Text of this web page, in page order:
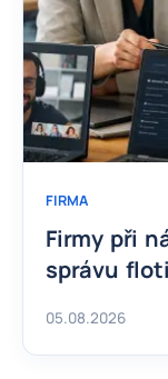
FIRMA
Firmy při
správu
05.08.2026